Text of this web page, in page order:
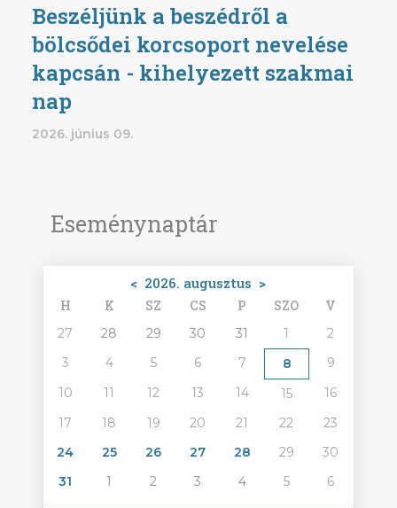
Eseménynaptár
< 2026. augusztus >
H K SZ CS P SZO V
27 28 29 30 31 1
2
3
4 5 6 7 8
9
10
11 12 13 14 15
16
17
18 19 20 21 22
23
24
25 26 27 28 29
30
31
1 2 3 4 5 6
Beszéljünk a beszédről a
bölcsődei korcsoport nevelése
kapcsán - kihelyezett szakmai
nap
2026. június 09.